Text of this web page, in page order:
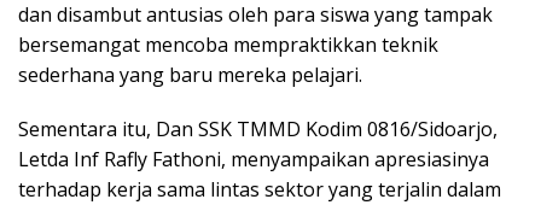
dan disambut antusias oleh para siswa yang tampak
bersemangat mencoba mempraktikkan teknik
sederhana yang baru mereka pelajari.
Sementara itu, Dan SSK TMMD Kodim 0816/Sidoarjo,
Letda Inf Rafly Fathoni, menyampaikan apresiasinya
terhadap kerja sama lintas sektor yang terjalin dalam